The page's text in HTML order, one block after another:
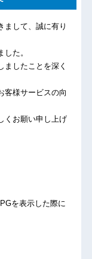
まして、誠に有り
た。
ましたことを深く
客様サービスの向
くお願い申し上げ
を表示した際に